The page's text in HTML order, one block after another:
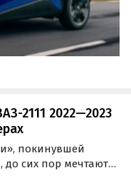
2111 2022—2023
покинувшей
до сих пор мечтают